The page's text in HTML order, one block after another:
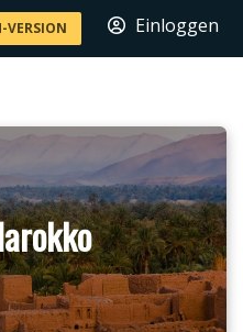
VERSION Einloggen